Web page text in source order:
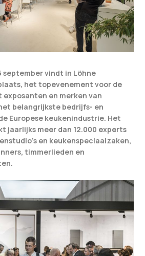
september vindt in Löhne
het topevenement voor de
en merken van
belangrijkste bedrijfs- en
Europese keukenindustrie. Het
jaarlijks meer dan 12.000 experts
en keukenspeciaalzaken,
timmerlieden en